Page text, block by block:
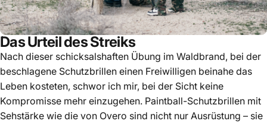
Das Urteil des Streiks
Nach dieser schicksalshaften Übung im Waldbrand, bei der
beschlagene Schutzbrillen einen Freiwilligen beinahe das
Leben kosteten, schwor ich mir, bei der Sicht keine
Kompromisse mehr einzugehen. Paintball-Schutzbrillen mit
Sehstärke wie die von Overo sind nicht nur Ausrüstung – sie